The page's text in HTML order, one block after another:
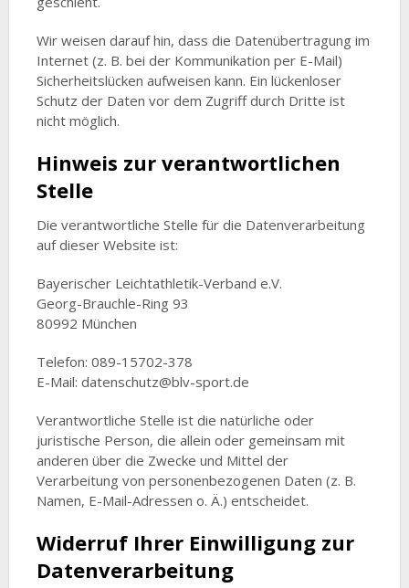
Wir weisen darauf hin, dass die Datenübertragung im
Internet (z. B. bei der Kommunikation per E-Mail)
Sicherheitslücken aufweisen kann. Ein lückenloser
Schutz der Daten vor dem Zugriff durch Dritte ist
nicht möglich.
Hinweis zur verantwortlichen
Stelle
Die verantwortliche Stelle für die Datenverarbeitung
auf dieser Website ist:
Bayerischer Leichtathletik-Verband e.V.
Georg-Brauchle-Ring 93
80992 München
Telefon: 089-15702-378
E-Mail: datenschutz@blv-sport.de
Verantwortliche Stelle ist die natürliche oder
juristische Person, die allein oder gemeinsam mit
anderen über die Zwecke und Mittel der
Verarbeitung von personenbezogenen Daten (z. B.
Namen, E-Mail-Adressen o. Ä.) entscheidet.
Widerruf Ihrer Einwilligung zur
Datenverarbeitung